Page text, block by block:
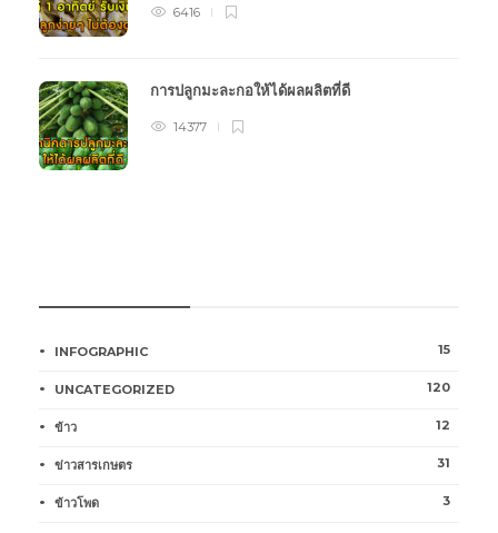
6416
การปลูกมะละกอให้ได้ผลผลิตที่ดี
14377
INFOGRAPHIC 15
UNCATEGORIZED 120
ข้าว 12
ข่าวสารเกษตร 31
ข้าวโพด 3